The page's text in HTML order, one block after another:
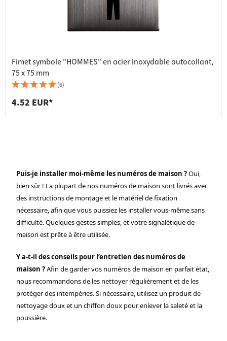
Fimet symbole "HOMMES" en acier inoxydable autocollant,
75 x 75 mm
(6)
4.52 EUR*
Puis-je installer moi-même les numéros de maison ?Oui,
bien sûr ! La plupart de nos numéros de maison sont livrés avec
des instructions de montage et le matériel de fixation
nécessaire, afin que vous puissiez les installer vous-même sans
difficulté. Quelques gestes simples, et votre signalétique de
maison est prête à être utilisée.
Y a-t-il des conseils pour l’entretien des numéros de
maison ?Afin de garder vos numéros de maison en parfait état,
nous recommandons de les nettoyer régulièrement et de les
protéger des intempéries. Si nécessaire, utilisez un produit de
nettoyage doux et un chiffon doux pour enlever la saleté et la
poussière.